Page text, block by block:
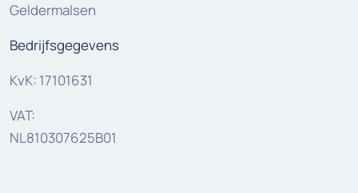
Geldermalsen
Bedrijfsgegevens
KvK: 17101631
VAT:
NL810307625B01